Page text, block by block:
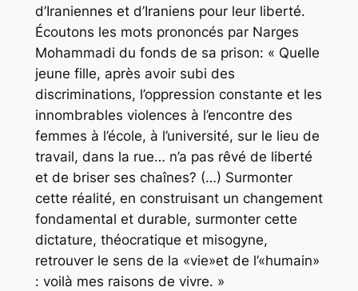
d’Iraniennes et d’Iraniens pour leur liberté.
Écoutons les mots prononcés par Narges
Mohammadi du fonds de sa prison: « Quelle
jeune fille, après avoir subi des
discriminations, l’oppression constante et les
innombrables violences à l’encontre des
femmes à l’école, à l’université, sur le lieu de
travail, dans la rue… n’a pas rêvé de liberté
et de briser ses chaînes? (…) Surmonter
cette réalité, en construisant un changement
fondamental et durable, surmonter cette
dictature, théocratique et misogyne,
retrouver le sens de la «vie»et de l’«humain»
: voilà mes raisons de vivre. »